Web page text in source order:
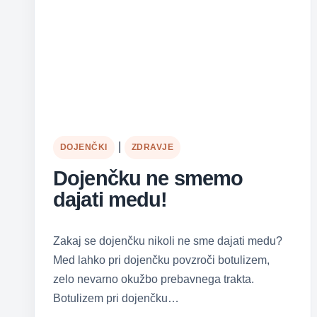
DOJENČKI ZDRAVJE
Dojenčku ne smemo
dajati medu!
Zakaj se dojenčku nikoli ne sme dajati medu?
Med lahko pri dojenčku povzroči botulizem,
zelo nevarno okužbo prebavnega trakta.
Botulizem pri dojenčku…